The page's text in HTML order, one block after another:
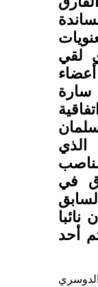
لقي
أعضاء
الذي
في
أحد